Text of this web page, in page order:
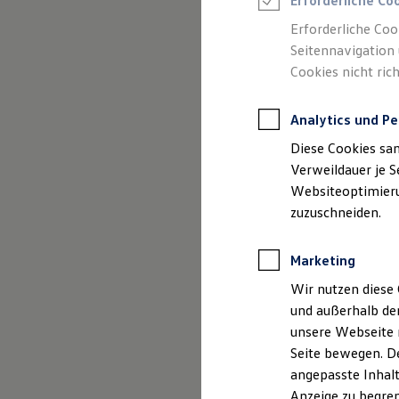
Junge Gebrauchtwagen-Leasing
Professional Class bei Volkswagen
Bewerbungen
Erforderliche
Seitennavigation
Cookies nicht
Analytics und
Diese Cookies
Verweildauer je
zuzuschneiden.
Marketing
Wir nutzen diese
und außerhalb
unsere Webseite
Seite bewegen.
angepasste
Anzeige zu